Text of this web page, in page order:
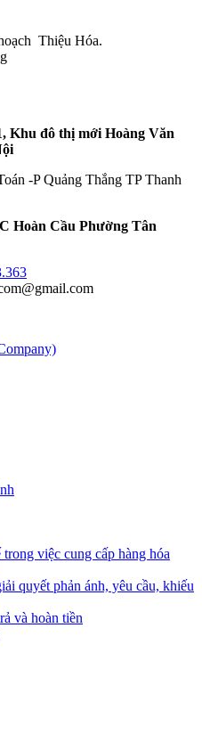
Thiệu Hóa.
Khu đô thị mới Hoàng Văn
-P Quảng Thắng TP Thanh
Hoàn Cầu Phường Tân
việc cung cấp hàng hóa
quyết phản ánh, yêu cầu, khiếu
và hoàn tiền